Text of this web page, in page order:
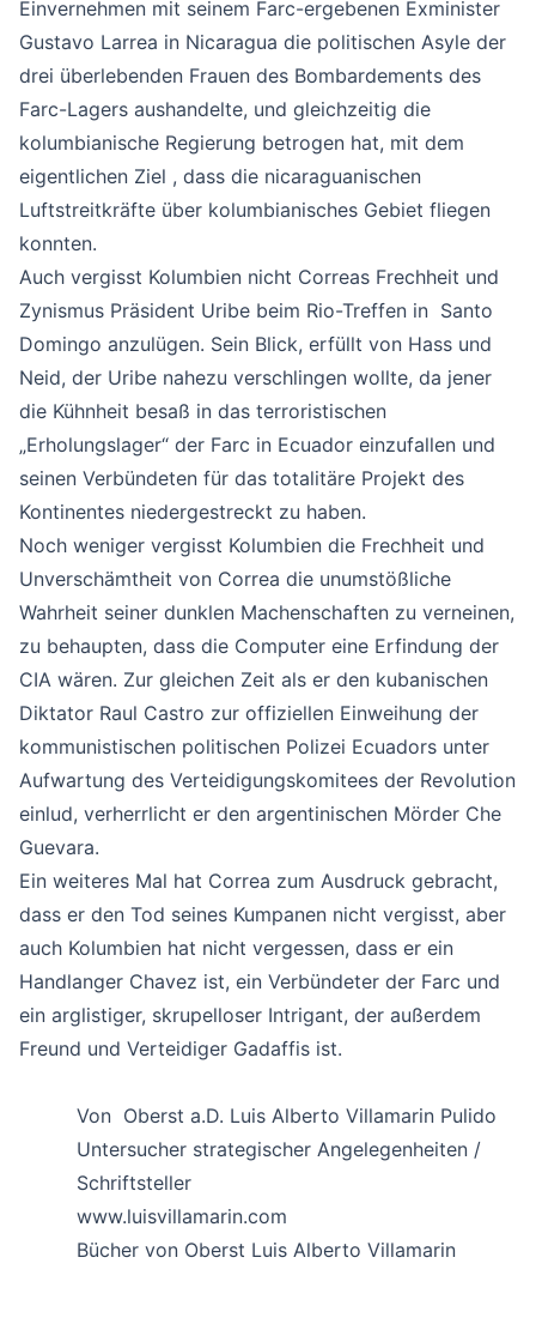
Einvernehmen mit seinem Farc-ergebenen Exminister
Gustavo Larrea in Nicaragua die politischen Asyle der
drei überlebenden Frauen des Bombardements des
Farc-Lagers aushandelte, und gleichzeitig die
kolumbianische Regierung betrogen hat, mit dem
eigentlichen Ziel , dass die nicaraguanischen
Luftstreitkräfte über kolumbianisches Gebiet fliegen
konnten.
Auch vergisst Kolumbien nicht Correas Frechheit und
Zynismus Präsident Uribe beim Rio-Treffen in Santo
Domingo anzulügen. Sein Blick, erfüllt von Hass und
Neid, der Uribe nahezu verschlingen wollte, da jener
die Kühnheit besaß in das terroristischen
„Erholungslager“ der Farc in Ecuador einzufallen und
seinen Verbündeten für das totalitäre Projekt des
Kontinentes niedergestreckt zu haben.
Noch weniger vergisst Kolumbien die Frechheit und
Unverschämtheit von Correa die unumstößliche
Wahrheit seiner dunklen Machenschaften zu verneinen,
zu behaupten, dass die Computer eine Erfindung der
CIA wären. Zur gleichen Zeit als er den kubanischen
Diktator Raul Castro zur offiziellen Einweihung der
kommunistischen politischen Polizei Ecuadors unter
Aufwartung des Verteidigungskomitees der Revolution
einlud, verherrlicht er den argentinischen Mörder Che
Guevara.
Ein weiteres Mal hat Correa zum Ausdruck gebracht,
dass er den Tod seines Kumpanen nicht vergisst, aber
auch Kolumbien hat nicht vergessen, dass er ein
Handlanger Chavez ist, ein Verbündeter der Farc und
ein arglistiger, skrupelloser Intrigant, der außerdem
Freund und Verteidiger Gadaffis ist.
Von Oberst a.D. Luis Alberto Villamarin Pulido
Untersucher strategischer Angelegenheiten /
Schriftsteller
www.luisvillamarin.com
Bücher von Oberst Luis Alberto Villamarin